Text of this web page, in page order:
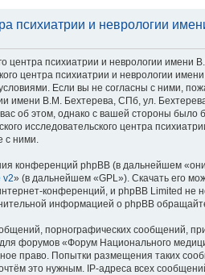
психиатрии и неврологии
психиатрии и неврологии
центра психиатрии и неврологии
Если вы не согласны с ними,
имени В.М. Бехтерева, СПб, ул.
об этом, однако с вашей стороны было
исследовательского центра
с ними.
конференций phpBB (в дальнейшем
v2» (в дальнейшем «GPL»). Скачать его
конференций, и phpBB Limited не
информацией о phpBB
порнографических сообщений,
форумов «Форум Национального
право. Попытки размещения таких
это нужным. IP-адреса всех